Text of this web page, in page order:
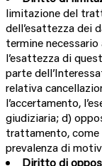
limitazione del
dell’esattezza dei
termine
l’esattezza di
parte
relativa
l’accertamento,
giudiziaria; d)
trattamento,
prevalenza di
Diritto di